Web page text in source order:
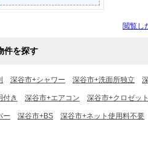
閲覧し
件を探す
深谷市+シャワー 深谷市+洗面所独立
付き 深谷市+エアコン 深谷市+クロゼット
ー 深谷市+BS 深谷市+ネット使用料不要